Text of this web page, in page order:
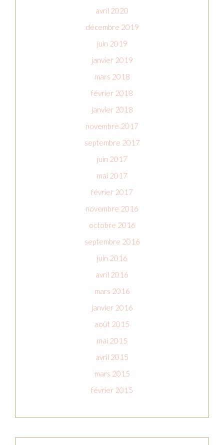
avril 2020
décembre 2019
juin 2019
janvier 2019
mars 2018
février 2018
janvier 2018
novembre 2017
septembre 2017
juin 2017
mai 2017
février 2017
novembre 2016
octobre 2016
septembre 2016
juin 2016
avril 2016
mars 2016
janvier 2016
août 2015
mai 2015
avril 2015
mars 2015
février 2015